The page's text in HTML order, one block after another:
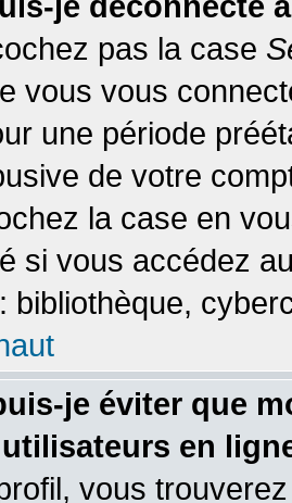
pas la case
vous vous
une période
de votre
la case en
si vous accédez
bibliothèque,
je éviter que
en
vous